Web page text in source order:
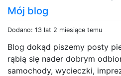
Mój blog
Dodano: 13 lat 2 miesiące temu
Blog dokąd piszemy posty
rąbią się nader dobrym
samochody, wycieczki,